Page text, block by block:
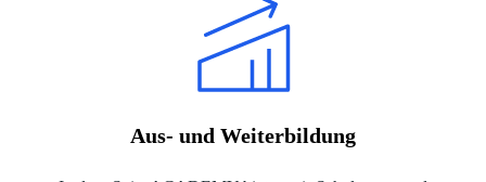
Aus- und Weiterbildung